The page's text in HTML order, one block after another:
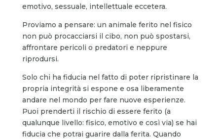
emotivo, sessuale, intellettuale eccetera.
Proviamo a pensare: un animale ferito nel fisico
non può procacciarsi il cibo, non può spostarsi,
affrontare pericoli o predatori e neppure
riprodursi.
Solo chi ha fiducia nel fatto di poter ripristinare la
propria integrità si espone e osa liberamente
andare nel mondo per fare nuove esperienze.
Puoi prenderti il rischio di essere ferito (a
qualunque livello: fisico, emotivo e così via) se hai
fiducia che potrai guarire dalla ferita. Quando